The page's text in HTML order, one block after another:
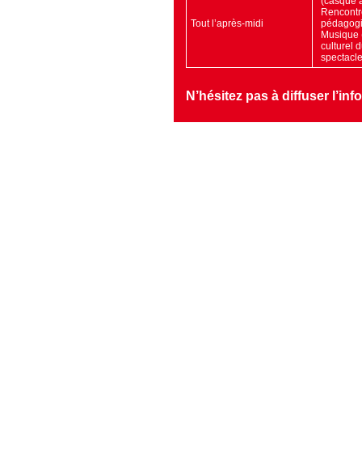
Tout l’après-midi
culturel
N’hésitez pas à diffuser